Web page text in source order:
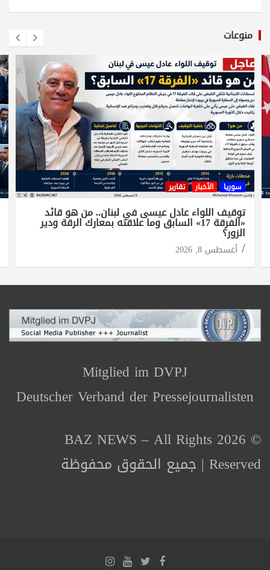
منوعات
سوريا الأخبار تقارير
توقيف اللواء عادل عيسى في لبنان.. من هو قائد
«الفرقة 17» السابق وما علاقته بمعارك الرقة ودير
الزور؟
أغسطس 8, 2026
Mitglied im DVPJ
Deutscher Verband der Pressejournalisten
© 2026 BAZ NEWS – All Rights
Reserved | جميع الحقوق محفوظة